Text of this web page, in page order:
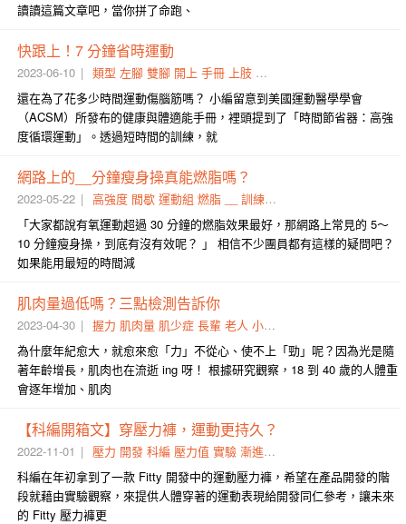
讀讀這篇文章吧，當你拼了命跑、
快跟上！7 分鐘省時運動
2023-06-10 類型 左腳 雙腳 開上 手冊 上肢 站直
還在為了花多少時間運動傷腦筋嗎？ 小編留意到美國運動醫學學會
（ACSM）所發布的健康與體適能手冊，裡頭提到了「時間節省器：高強
度循環運動」。透過短時間的訓練，就
網路上的__分鐘瘦身操真能燃脂嗎？
2023-05-22 高強度 間歇 運動組 燃脂 訓練 網路
「大家都說有氧運動超過 30 分鐘的燃脂效果最好，那網路上常見的 5～
10 分鐘瘦身操，到底有沒有效呢？ 」 相信不少團員都有這樣的疑問吧？
如果能用最短的時間減
肌肉量過低嗎？三點檢測告訴你
2023-04-30 握力 肌肉量 肌少症 長輩 老人 小於
為什麼年紀愈大，就愈來愈「力」不從心、使不上「勁」呢？因為光是隨
著年齡增長，肌肉也在流逝 ing 呀！ 根據研究觀察，18 到 40 歲的人體重
會逐年增加、肌肉
【科編開箱文】穿壓力褲，運動更持久？
2022-11-01 壓力 開發 科編 壓力值 實驗 漸進 無氧
科編在年初拿到了一款 Fitty 開發中的運動壓力褲，希望在產品開發的階
段就藉由實驗觀察，來提供人體穿著的運動表現給開發同仁參考，讓未來
的 Fitty 壓力褲更